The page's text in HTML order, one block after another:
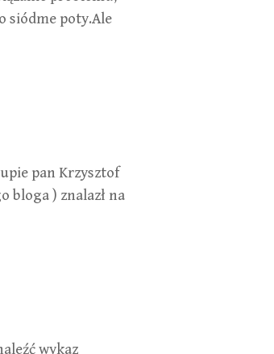
siódme poty.Ale
pan Krzysztof
) znalazł na
wykaz